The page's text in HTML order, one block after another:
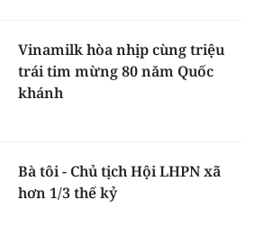
Vinamilk hòa nhịp cùng triệu
trái tim mừng 80 năm Quốc
khánh
Bà tôi - Chủ tịch Hội LHPN xã
hơn 1/3 thế kỷ